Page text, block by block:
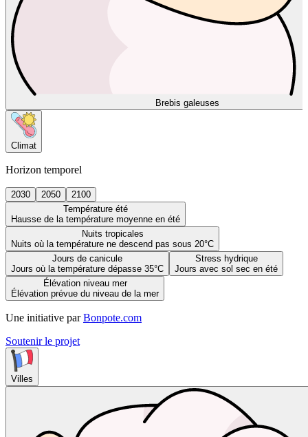
Brebis galeuses
Climat
Horizon temporel
2030 2050
2100
Température été
Hausse de la température moyenne en été
Nuits tropicales
Nuits où la température ne descend pas sous 20°C
Jours de canicule
Jours où la température dépasse 35°C
Stress hydrique
Jours avec sol sec en été
Élévation niveau mer
Élévation prévue du niveau de la mer
Une initiative par Bonpote.com
Soutenir le projet
Villes